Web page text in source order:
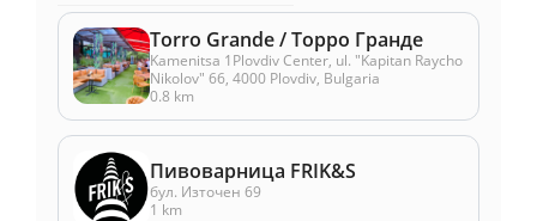
Torro Grande / Торро Гранде
Kamenitsa 1Plovdiv Center, ul. "Kapitan Raycho
Nikolov" 66, 4000 Plovdiv, Bulgaria
0.8 km
Пивоварница FRIK&S
бул. Източен 69
1 km